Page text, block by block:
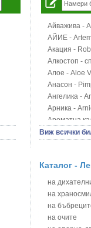
Айважива -
АЙИЕ -
Акация -
Алкостоп -
Алое - Aloe
Анасон -
Ангелика -
Арника -
Ароматна
Арония -
Блатен аир
Блатен
Блян
Бобови
Божур -
Борови
Виж всички
Каталог -
на
на
на
на очите